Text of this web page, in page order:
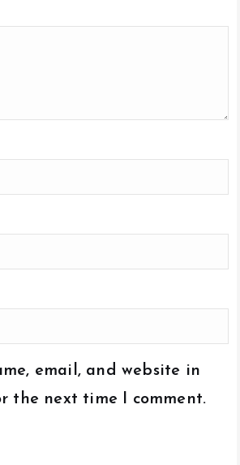
email, and website in
the next time I comment.